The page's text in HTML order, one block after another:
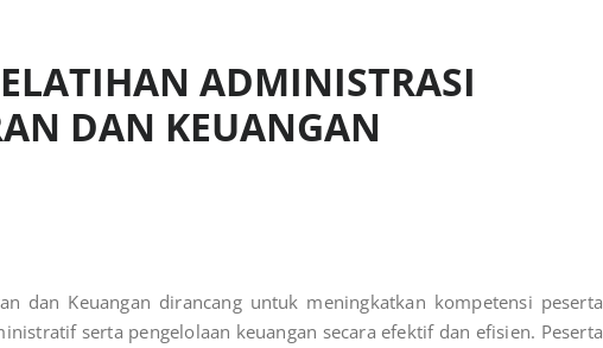
ADMINISTRASI
DAN KEUANGAN
dan Keuangan dirancang untuk meningkatkan kompetensi peserta
serta pengelolaan keuangan secara efektif dan efisien. Peserta